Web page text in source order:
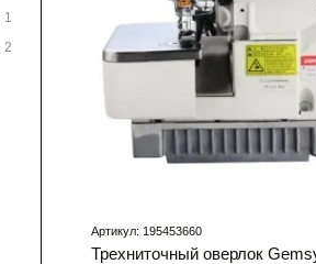
Артикул: 195453660
Трехниточный оверлок
1
2